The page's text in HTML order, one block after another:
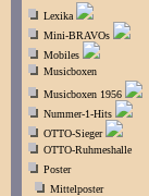
Lexika
Mini-BRAVOs
Mobiles
Musicboxen
Musicboxen 1956
Nummer-1-Hits
OTTO-Sieger
OTTO-Ruhmeshalle
Poster
Mittelposter